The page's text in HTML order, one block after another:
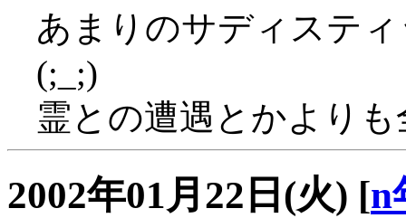
あまりのサディステ
(;_;)
霊との遭遇とかより
2002年01月22日(火) [n